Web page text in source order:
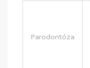
Parodontóza